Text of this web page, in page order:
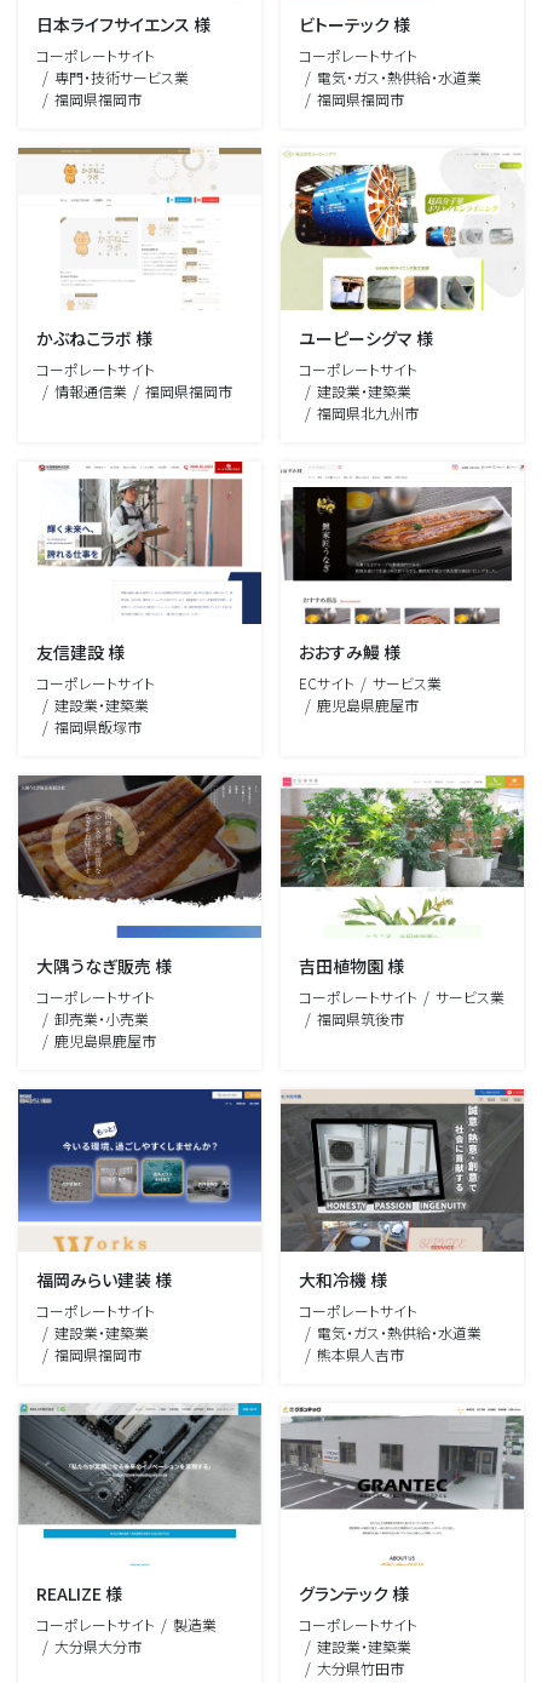
日本ライフサイエンス 様
コーポレートサイト
専門・技術サービス業
福岡県福岡市
ビトーテック 様
コーポレートサイト
電気・ガス・熱供給・水道業
福岡県福岡市
かぶねこラボ 様
コーポレートサイト
情報通信業
福岡県福岡市
ユーピーシグマ 様
コーポレートサイト
建設業・建築業
福岡県北九州市
友信建設 様
コーポレートサイト
建設業・建築業
福岡県飯塚市
おおすみ鰻 様
ECサイト
サービス業
鹿児島県鹿屋市
大隅うなぎ販売 様
コーポレートサイト
卸売業・小売業
鹿児島県鹿屋市
吉田植物園 様
コーポレートサイト
サービス業
福岡県筑後市
福岡みらい建装 様
コーポレートサイト
建設業・建築業
福岡県福岡市
大和冷機 様
コーポレートサイト
電気・ガス・熱供給・水道業
熊本県人吉市
REALIZE 様
コーポレートサイト
製造業
大分県大分市
グランテック 様
コーポレートサイト
建設業・建築業
大分県竹田市